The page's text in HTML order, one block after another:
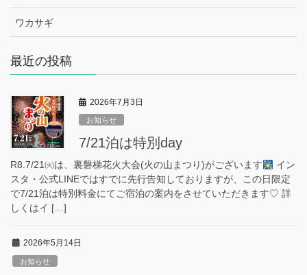
ワカサギ
最近の投稿
2026年7月3日
お知らせ
7/21泊は特別day
R8.7/21㈫は、裏磐梯花火大会(火の山まつり)がございます
イン
スタ・公式LINEではすでに先行告知しておりますが、この日限定
で7/21泊は特別料金にてご宿泊の案内をさせていただきます♡ 詳
しくはイ […]
2026年5月14日
お知らせ